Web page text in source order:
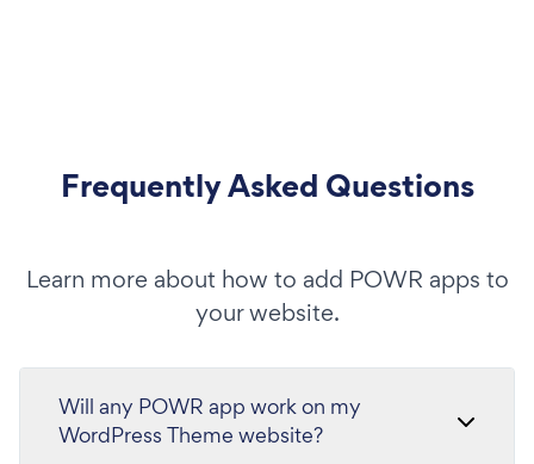
Frequently Asked Questions
Learn more about how to add POWR apps to
your website.
Will any POWR app work on my
WordPress Theme website?